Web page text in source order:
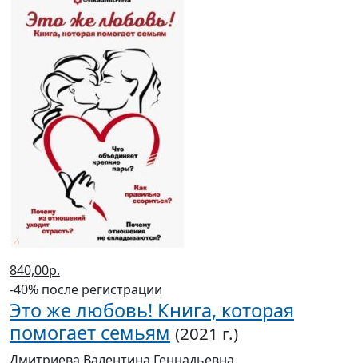
840,00р.
-40% после регистрации
Это же любовь! Книга, которая
помогает семьям (2021 г.)